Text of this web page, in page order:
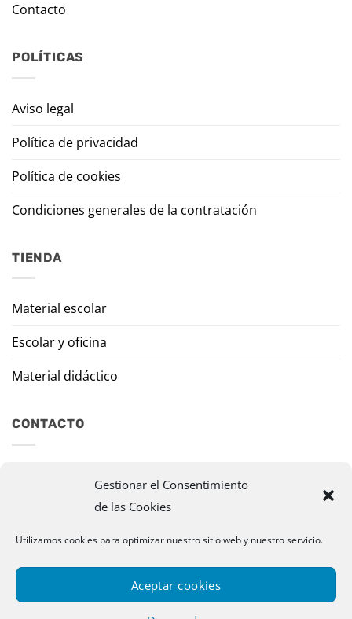
Gestionar el Consentimiento
de las Cookies
Utilizamos cookies para optimizar nuestro sitio web y nuestro servicio.
Aceptar cookies
Contacto
POLÍTICAS
Aviso legal
Política de privacidad
Política de cookies
Condiciones generales de la contratación
TIENDA
Material escolar
Escolar y oficina
Material didáctico
CONTACTO
murazpi@murazpi.com
948 234 436 – 623 195 518